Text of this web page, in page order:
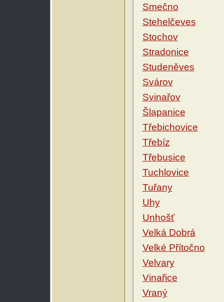
Smečno
Stehelčeves
Stochov
Stradonice
Studeněves
Svárov
Svinařov
Šlapanice
Třebichovice
Třebíz
Třebusice
Tuchlovice
Tuřany
Uhy
Unhošť
Velká Dobrá
Velké Přítočno
Velvary
Vinařice
Vraný